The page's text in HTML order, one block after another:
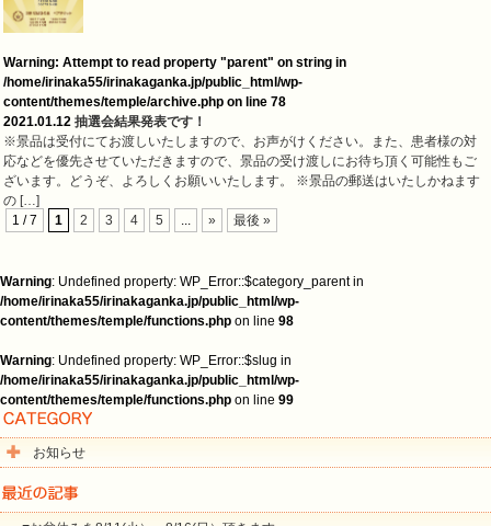
Warning: Attempt to read property "parent" on string in
/home/irinaka55/irinakaganka.jp/public_html/wp-
content/themes/temple/archive.php on line 78
2021.01.12 抽選会結果発表です！
※景品は受付にてお渡しいたしますので、お声がけください。また、患者様の対
応などを優先させていただきますので、景品の受け渡しにお待ち頂く可能性もご
ざいます。どうぞ、よろしくお願いいたします。 ※景品の郵送はいたしかねます
の […]
1 / 7
1 2 3 4 5 » 最後 »
Warning: Undefined property: WP_Error::$category_parent in
/home/irinaka55/irinakaganka.jp/public_html/wp-
content/themes/temple/functions.php on line 98
Warning: Undefined property: WP_Error::$slug in
/home/irinaka55/irinakaganka.jp/public_html/wp-
content/themes/temple/functions.php on line 99
お知らせ